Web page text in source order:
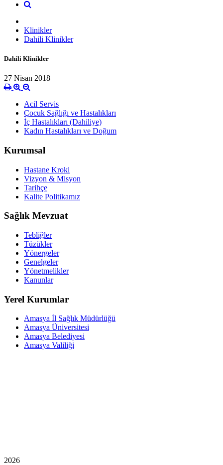
Klinikler
Dahili Klinikler
Dahili Klinikler
27 Nisan 2018
Acil Servis
Çocuk Sağlığı ve Hastalıkları
İç Hastalıkları (Dahiliye)
Kadın Hastalıkları ve Doğum
Kurumsal
Hastane Kroki
Vizyon & Misyon
Tarihçe
Kalite Politikamız
Sağlık Mevzuat
Tebliğler
Tüzükler
Yönergeler
Genelgeler
Yönetmelikler
Kanunlar
Yerel Kurumlar
Amasya İl Sağlık Müdürlüğü
Amasya Üniversitesi
Amasya Belediyesi
Amasya Valiliği
2026